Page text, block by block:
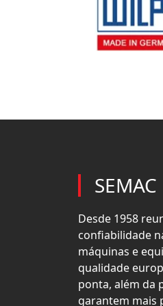
SEMAC
Desde 1958
confiabilidade
máquinas e
qualidade
ponta, além da
garantem mais